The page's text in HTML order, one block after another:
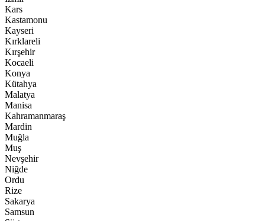
Kars
Kastamonu
Kayseri
Kırklareli
Kırşehir
Kocaeli
Konya
Kütahya
Malatya
Manisa
Kahramanmaraş
Mardin
Muğla
Muş
Nevşehir
Niğde
Ordu
Rize
Sakarya
Samsun